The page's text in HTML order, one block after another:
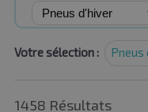
Votre sélection :
1458 Résultats